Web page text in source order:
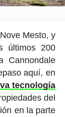
Mesto, y
últimos 200
Cannondale
aquí, en
tecnología
del
en la parte